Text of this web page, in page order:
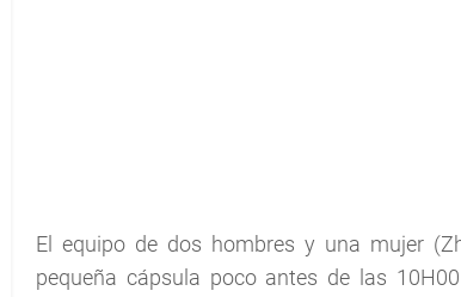
El equipo de dos hombres y una mujer
pequeña cápsula poco antes de las